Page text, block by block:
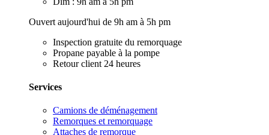
Ouvert aujourd'hui de 9h am à 5h pm
Inspection gratuite du remorquage
Propane payable à la pompe
Retour client 24 heures
Services
Camions de déménagement
Remorques et remorquage
Attaches de remorque